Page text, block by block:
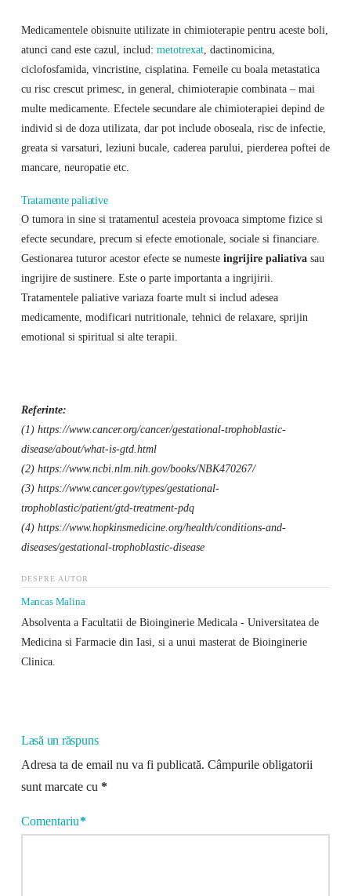
Medicamentele obisnuite utilizate in chimioterapie pentru aceste boli,
atunci cand este cazul, includ: metotrexat, dactinomicina,
ciclofosfamida, vincristine, cisplatina. Femeile cu boala metastatica
cu risc crescut primesc, in general, chimioterapie combinata – mai
multe medicamente. Efectele secundare ale chimioterapiei depind de
individ si de doza utilizata, dar pot include oboseala, risc de infectie,
greata si varsaturi, leziuni bucale, caderea parului, pierderea poftei de
mancare, neuropatie etc.
Tratamente paliative
O tumora in sine si tratamentul acesteia provoaca simptome fizice si
efecte secundare, precum si efecte emotionale, sociale si financiare.
Gestionarea tuturor acestor efecte se numesteingrijire paliativasau
ingrijire de sustinere. Este o parte importanta a ingrijirii.
Tratamentele paliative variaza foarte mult si includ adesea
medicamente, modificari nutritionale, tehnici de relaxare, sprijin
emotional si spiritual si alte terapii.
Referinte:
(1) https://www.cancer.org/cancer/gestational-trophoblastic-
disease/about/what-is-gtd.html
(2) https://www.ncbi.nlm.nih.gov/books/NBK470267/
(3) https://www.cancer.gov/types/gestational-
trophoblastic/patient/gtd-treatment-pdq
(4) https://www.hopkinsmedicine.org/health/conditions-and-
diseases/gestational-trophoblastic-disease
DESPRE AUTOR
Mancas Malina
Absolventa a Facultatii de Bioinginerie Medicala - Universitatea de
Medicina si Farmacie din Iasi, si a unui masterat de Bioinginerie
Clinica.
Lasă un răspuns
Adresa ta de email nu va fi publicată. Câmpurile obligatorii
sunt marcate cu *
Comentariu*